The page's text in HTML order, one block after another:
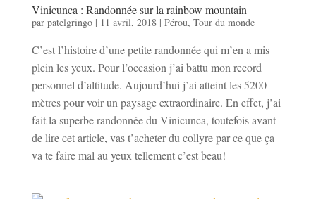
Vinicunca : Randonnée sur la rainbow mountain
par patelgringo| 11 avril, 2018| Pérou, Tour du monde
C’est l’histoire d’une petite randonnée qui m’en a mis
plein les yeux. Pour l’occasion j’ai battu mon record
personnel d’altitude. Aujourd’hui j’ai atteint les 5200
mètres pour voir un paysage extraordinaire. En effet, j’ai
fait la superbe randonnée du Vinicunca, toutefois avant
de lire cet article, vas t’acheter du collyre par ce que ça
va te faire mal au yeux tellement c’est beau!